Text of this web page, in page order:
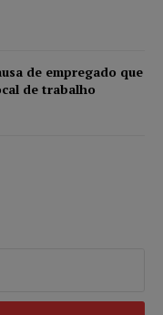
de empregado que
de trabalho